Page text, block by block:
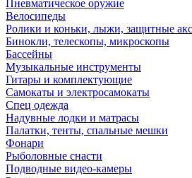
Пневматическое оружие
Велосипеды
Ролики и коньки, лыжи, защитные
Бинокли, телескопы, микроскопы
Бассейны
Музыкальные инструменты
Гитары и комплектующие
Самокаты и электросамокаты
Спец одежда
Надувные лодки и матрасы
Палатки, тенты, спальные мешки
Фонари
Рыболовные снасти
Подводные видео-камеры